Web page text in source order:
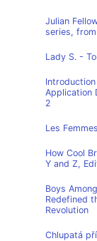
Julian
series, from
Lady S. -
Application
2
Les
How Cool
Y and Z,
Boys
Redefined
Revolution
Chlupatá